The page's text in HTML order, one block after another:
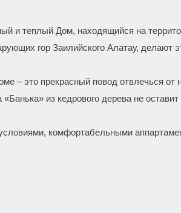
и теплый Дом, находящийся на
гор Заилийского Алатау, делают
– это прекрасный повод отвлечься
из кедрового дерева не
комфортабельными